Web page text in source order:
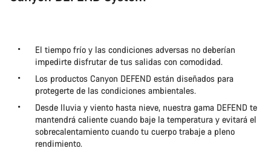
El tiempo frío y las condiciones adversas no deberían
impedirte disfrutar de tus salidas con comodidad.
Los productos Canyon DEFEND están diseñados para
protegerte de las condiciones ambientales.
Desde lluvia y viento hasta nieve, nuestra gama DEFEND te
mantendrá caliente cuando baje la temperatura y evitará el
sobrecalentamiento cuando tu cuerpo trabaje a pleno
rendimiento.